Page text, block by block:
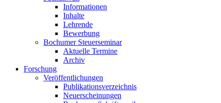
Informationen
Inhalte
Lehrende
Bewerbung
Bochumer Steuerseminar
Aktuelle Termine
Archiv
Forschung
Veröffentlichungen
Publikationsverzeichnis
Neuerscheinungen